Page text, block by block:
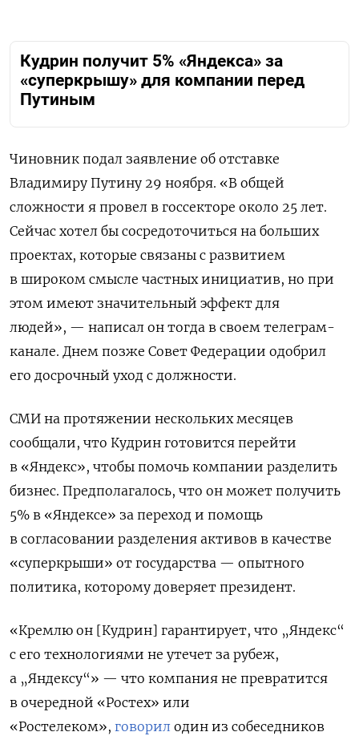
Кудрин получит 5% «Яндекса» за
«суперкрышу» для компании перед
Путиным
Чиновник подал заявление об отставке
Владимиру Путину 29 ноября. «В общей
сложности я провел в госсекторе около 25 лет.
Сейчас хотел бы сосредоточиться на больших
проектах, которые связаны с развитием
в широком смысле частных инициатив, но при
этом имеют значительный эффект для
людей», — написал он тогда в своем телеграм-
канале. Днем позже Совет Федерации одобрил
его досрочный уход с должности.
СМИ на протяжении нескольких месяцев
сообщали, что Кудрин готовится перейти
в «Яндекс», чтобы помочь компании разделить
бизнес. Предполагалось, что он может получить
5% в «Яндексе» за переход и помощь
в согласовании разделения активов в качестве
«суперкрыши» от государства — опытного
политика, которому доверяет президент.
«Кремлю он [Кудрин] гарантирует, что „Яндекс“
с его технологиями не утечет за рубеж,
а „Яндексу“» — что компания не превратится
в очередной «Ростех» или
«Ростелеком», говорил один из собеседников